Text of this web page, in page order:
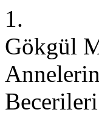
1.
Gökgül